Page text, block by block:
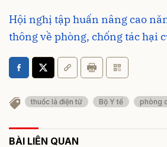
Hội nghị tập huấn nâng cao
thông về phòng, chống tác hại
thuốc lá điện tử Bộ Y tế phòng
BÀI LIÊN QUAN